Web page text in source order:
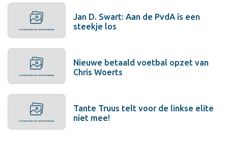
Jan D. Swart: Aan de PvdA is een
steekje los
Nieuwe betaald voetbal opzet van
Chris Woerts
Tante Truus telt voor de linkse elite
niet mee!